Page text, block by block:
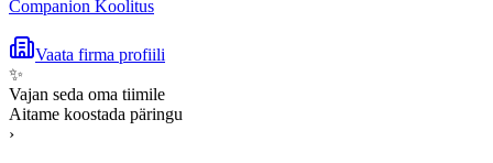
Companion Koolitus
Vaata firma profiili
✨
Vajan seda oma tiimile
Aitame koostada päringu
›